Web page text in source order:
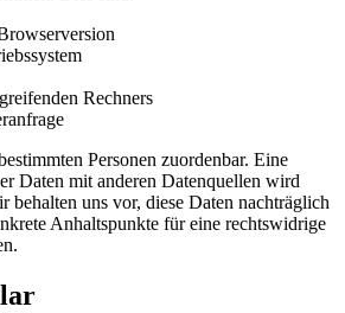
Rechners
Personen zuordenbar. Eine
Daten mit anderen Datenquellen wird
behalten uns vor, diese Daten nachträglich
Anhaltspunkte für eine rechtswidrige